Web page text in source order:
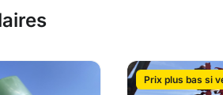
Prix plus bas si